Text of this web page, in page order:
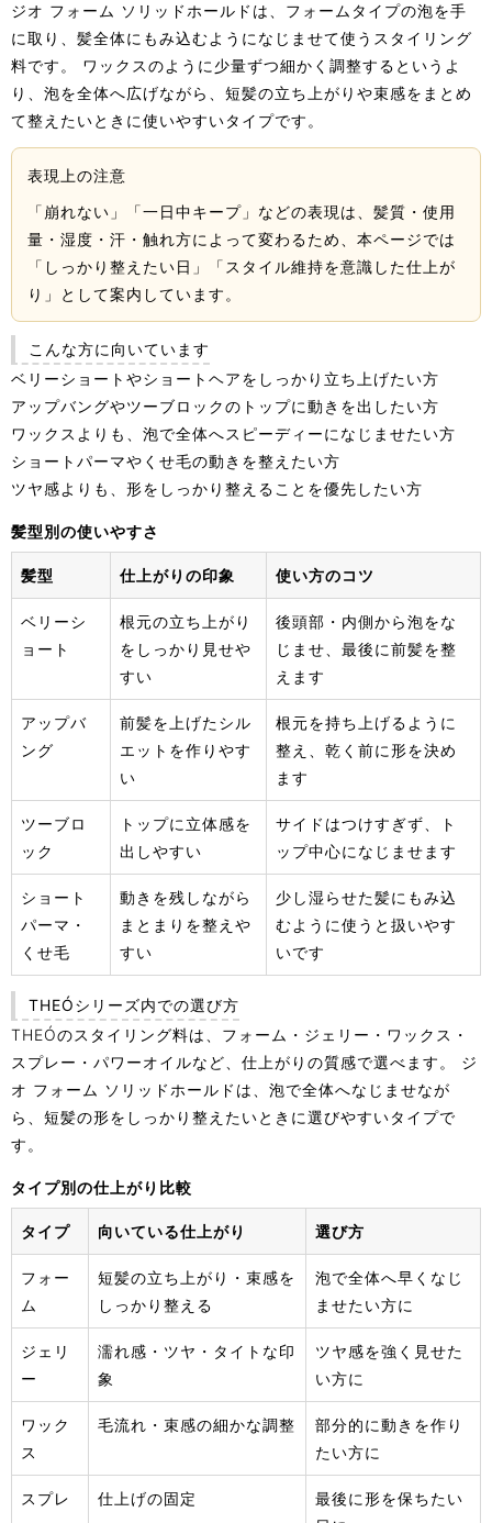
ジオ フォーム ソリッドホールドは、フォームタイプの泡を手
に取り、髪全体にもみ込むようになじませて使うスタイリング
料です。 ワックスのように少量ずつ細かく調整するというよ
り、泡を全体へ広げながら、短髪の立ち上がりや束感をまとめ
て整えたいときに使いやすいタイプです。
表現上の注意
「崩れない」「一日中キープ」などの表現は、髪質・使用
量・湿度・汗・触れ方によって変わるため、本ページでは
「しっかり整えたい日」「スタイル維持を意識した仕上が
り」として案内しています。
こんな方に向いています
ベリーショートやショートヘアをしっかり立ち上げたい方
アップバングやツーブロックのトップに動きを出したい方
ワックスよりも、泡で全体へスピーディーになじませたい方
ショートパーマやくせ毛の動きを整えたい方
ツヤ感よりも、形をしっかり整えることを優先したい方
髪型別の使いやすさ
髪型 仕上がりの印象 使い方のコツ
ベリーシ
ョート
根元の立ち上がり
をしっかり見せや
すい
後頭部・内側から泡をな
じませ、最後に前髪を整
えます
アップバ
ング
前髪を上げたシル
エットを作りやす
い
根元を持ち上げるように
整え、乾く前に形を決め
ます
ツーブロ
ック
トップに立体感を
出しやすい
サイドはつけすぎず、ト
ップ中心になじませます
ショート
パーマ・
くせ毛
動きを残しながら
まとまりを整えや
すい
少し湿らせた髪にもみ込
むように使うと扱いやす
いです
THEÓシリーズ内での選び方
THEÓのスタイリング料は、フォーム・ジェリー・ワックス・
スプレー・パワーオイルなど、仕上がりの質感で選べます。 ジ
オ フォーム ソリッドホールドは、泡で全体へなじませなが
ら、短髪の形をしっかり整えたいときに選びやすいタイプで
す。
タイプ別の仕上がり比較
タイプ 向いている仕上がり 選び方
フォー
ム
短髪の立ち上がり・束感を
しっかり整える
泡で全体へ早くなじ
ませたい方に
ジェリ
ー
濡れ感・ツヤ・タイトな印
象
ツヤ感を強く見せた
い方に
ワック
ス
毛流れ・束感の細かな調整
部分的に動きを作り
たい方に
スプレ
仕上げの固定
最後に形を保ちたい